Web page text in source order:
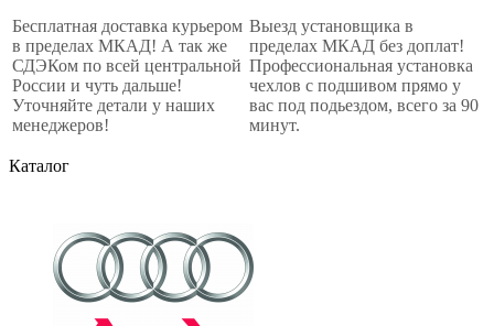
Бесплатная доставка курьером
в пределах МКАД! А так же
СДЭКом по всей центральной
России и чуть дальше!
Уточняйте детали у наших
менеджеров!
Выезд установщика в
пределах МКАД без доплат!
Профессиональная установка
чехлов с подшивом прямо у
вас под подьездом, всего за 90
минут.
Каталог